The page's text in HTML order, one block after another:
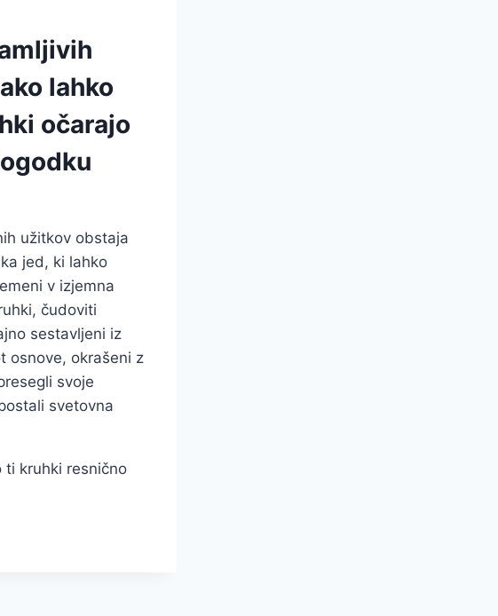
lahko
očarajo
užitkov obstaja
jed, ki lahko
v izjemna
čudoviti
sestavljeni iz
osnove, okrašeni z
svoje
svetovna
ti kruhki resnično